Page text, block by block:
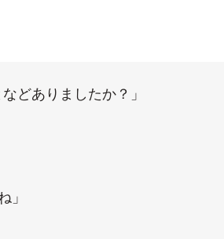
どありましたか？」
」